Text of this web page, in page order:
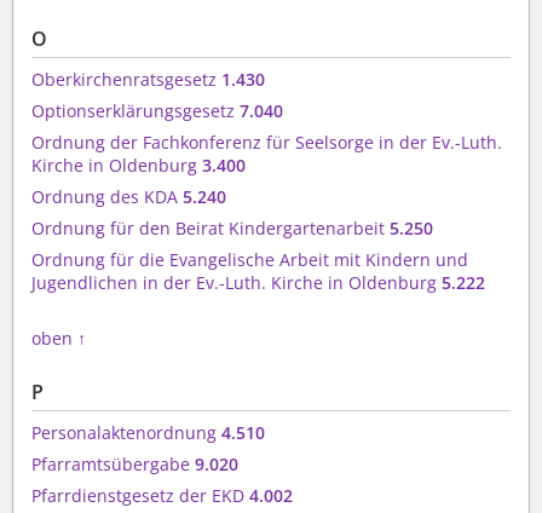
O
Oberkirchenratsgesetz 1.430
Optionserklärungsgesetz 7.040
Ordnung der Fachkonferenz für Seelsorge in der Ev.-Luth.
Kirche in Oldenburg 3.400
Ordnung des KDA 5.240
Ordnung für den Beirat Kindergartenarbeit 5.250
Ordnung für die Evangelische Arbeit mit Kindern und
Jugendlichen in der Ev.-Luth. Kirche in Oldenburg 5.222
oben ↑
P
Personalaktenordnung 4.510
Pfarramtsübergabe 9.020
Pfarrdienstgesetz der EKD 4.002